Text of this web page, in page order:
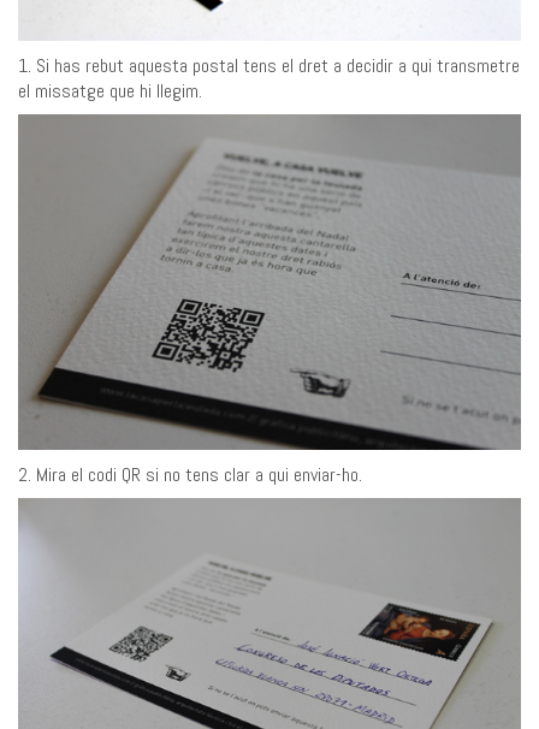
1. Si has rebut aquesta postal tens el dret a decidir a qui transmetre
el missatge que hi llegim.
2. Mira el codi QR si no tens clar a qui enviar-ho.